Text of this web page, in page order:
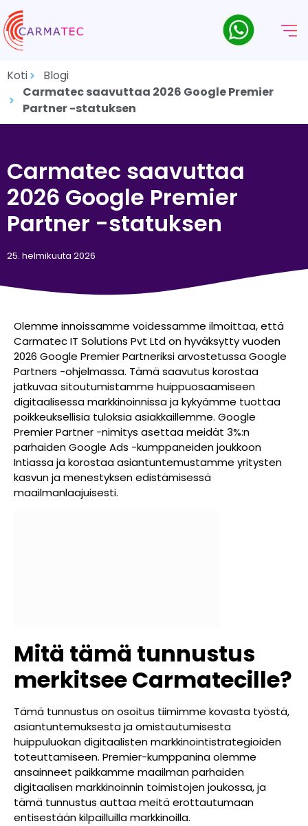
Koti
Blogi
Carmatec saavuttaa 2026 Google Premier
Partner -statuksen
Carmatec saavuttaa
2026 Google Premier
Partner -statuksen
25. helmikuuta 2026
Olemme innoissamme voidessamme ilmoittaa, että
Carmatec IT Solutions Pvt Ltd on hyväksytty vuoden
2026 Google Premier Partneriksi arvostetussa Google
Partners -ohjelmassa. Tämä saavutus korostaa
jatkuvaa sitoutumistamme huippuosaamiseen
digitaalisessa markkinoinnissa ja kykyämme tuottaa
poikkeuksellisia tuloksia asiakkaillemme. Google
Premier Partner -nimitys asettaa meidät 3%:n
parhaiden Google Ads -kumppaneiden joukkoon
Intiassa ja korostaa asiantuntemustamme yritysten
kasvun ja menestyksen edistämisessä
maailmanlaajuisesti.
Mitä tämä tunnustus
merkitsee Carmatecille?
Tämä tunnustus on osoitus tiimimme kovasta työstä,
asiantuntemuksesta ja omistautumisesta
huippuluokan digitaalisten markkinointistrategioiden
toteuttamiseen. Premier-kumppanina olemme
ansainneet paikkamme maailman parhaiden
digitaalisen markkinoinnin toimistojen joukossa, ja
tämä tunnustus auttaa meitä erottautumaan
entisestään kilpailluilla markkinoilla.